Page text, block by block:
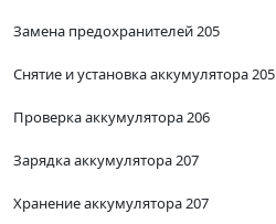
Замена предохранителей 205
Снятие и установка аккумулятора 205
Проверка аккумулятора 206
Зарядка аккумулятора 207
Хранение аккумулятора 207